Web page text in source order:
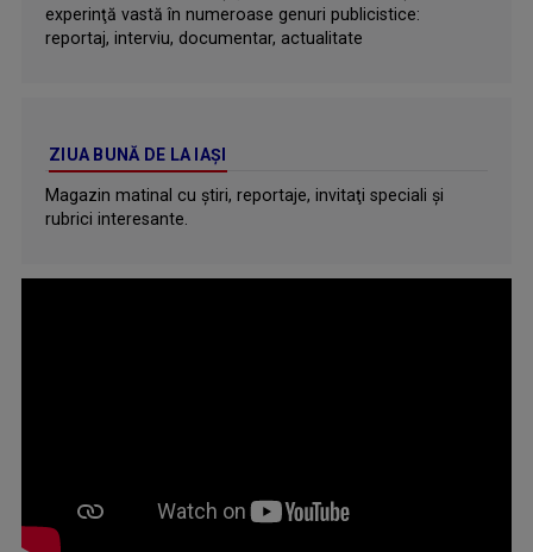
experinţă vastă în numeroase genuri publicistice:
reportaj, interviu, documentar, actualitate
ZIUA BUNĂ DE LA IAȘI
Magazin matinal cu ştiri, reportaje, invitaţi speciali şi
rubrici interesante.